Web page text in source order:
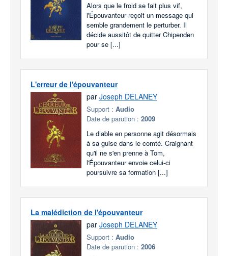
Alors que le froid se fait plus vif,
l'Épouvanteur reçoit un message qui
semble grandement le perturber. Il
décide aussitôt de quitter Chipenden
pour se [...]
L'erreur de l'épouvanteur
par Joseph DELANEY
Support : Audio
Date de parution : 2009
Le diable en personne agit désormais
à sa guise dans le comté. Craignant
qu'il ne s'en prenne à Tom,
l'Épouvanteur envoie celui-ci
poursuivre sa formation [...]
La malédiction de l'épouvanteur
par Joseph DELANEY
Support : Audio
Date de parution : 2006